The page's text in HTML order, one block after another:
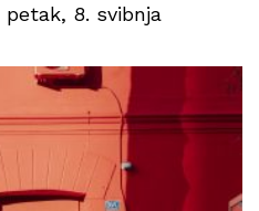
petak, 8. svibnja